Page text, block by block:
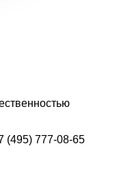
(495) 777-08-65